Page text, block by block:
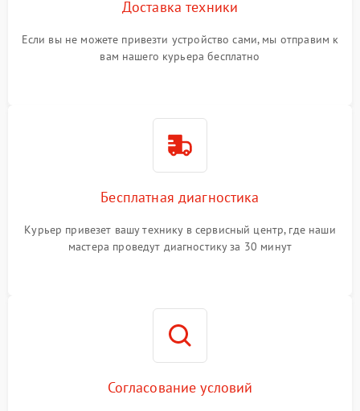
Доставка техники
Если вы не можете привезти устройство сами, мы отправим к
вам нашего курьера бесплатно
Бесплатная диагностика
Курьер привезет вашу технику в сервисный центр, где наши
мастера проведут диагностику за 30 минут
Согласование условий